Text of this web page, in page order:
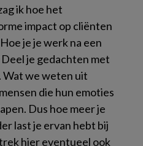
ik hoe het
impact op cliënten
je je werk na een
je gedachten met
Wat we weten uit
die hun emoties
Dus hoe meer je
last je ervan hebt bij
hier eventueel ook